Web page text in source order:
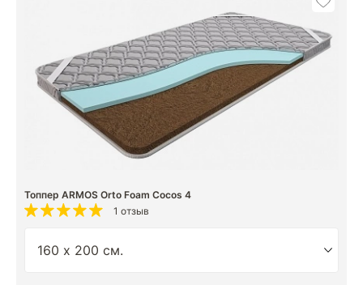
Топпер ARMOS Orto Foam Cocos 4
1 отзыв